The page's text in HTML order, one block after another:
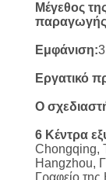
ΠΟΛΙΤΙΚΉ
Μέγεθος
Εμφάνιση:
Εργατικό
Ο
6 Κέντρα
Chongqing,
Hangzhou,